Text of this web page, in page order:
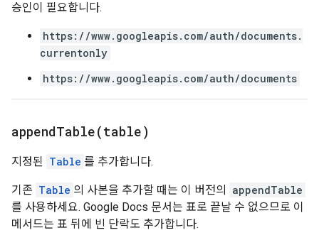
승인이 필요합니다.
https://www.googleapis.com/auth/documents.
currentonly
https://www.googleapis.com/auth/documents
appendTable(table)
지정된 Table 를 추가합니다.
기존 Table 의 사본을 추가할 때는 이 버전의
appendTable
를 사용하세요. Google Docs 문서는 표로 끝날 수 없으므로 이
메서드는 표 뒤에 빈 단락도 추가합니다.